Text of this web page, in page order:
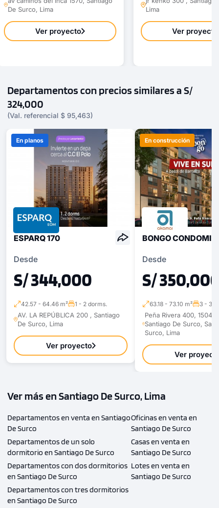
De Surco, Lima
Ver proyecto
Lima
Ver proyecto
Departamentos con precios similares a S/
324,000
(Val. referencial $ 95,463)
En planos
ESPARQ 170
Desde
S/ 344,000
42.57 - 64.46 m² 1 - 2 dorms.
AV. LA REPÚBLICA 200 , Santiago
De Surco, Lima
Ver proyecto
En construcción
BONGO
Desde
S/
63.18 - 73.10 m² 3 - 3
Peña Rivera 400, 15049
Santiago De Surco,
Surco, Lima
Ver
Ver más en Santiago De Surco, Lima
Departamentos en venta en Santiago
De Surco
Departamentos de un solo
dormitorio en Santiago De Surco
Departamentos con dos dormitorios
en Santiago De Surco
Departamentos con tres dormitorios
en Santiago De Surco
Oficinas en venta en
Santiago De Surco
Casas en venta en
Santiago De Surco
Lotes en venta en
Santiago De Surco